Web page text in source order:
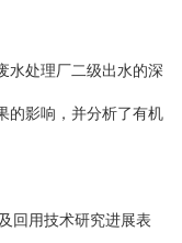
水处理厂二级出水的深
的影响，并分析了有机
回用技术研究进展表